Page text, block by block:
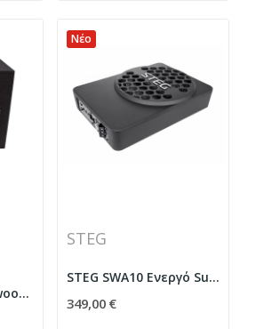
Audio System Subwoofer Box AE12II (38cm) 12" 500W
Νέο
STEG
STEG SWA10 Ενεργό Subwoofer 10" 300Watt
349,00 €